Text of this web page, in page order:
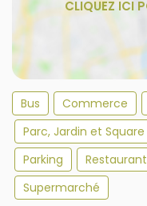
Bus Commerce
Parc, Jardin et Square
Parking
Restaurant
Supermarché